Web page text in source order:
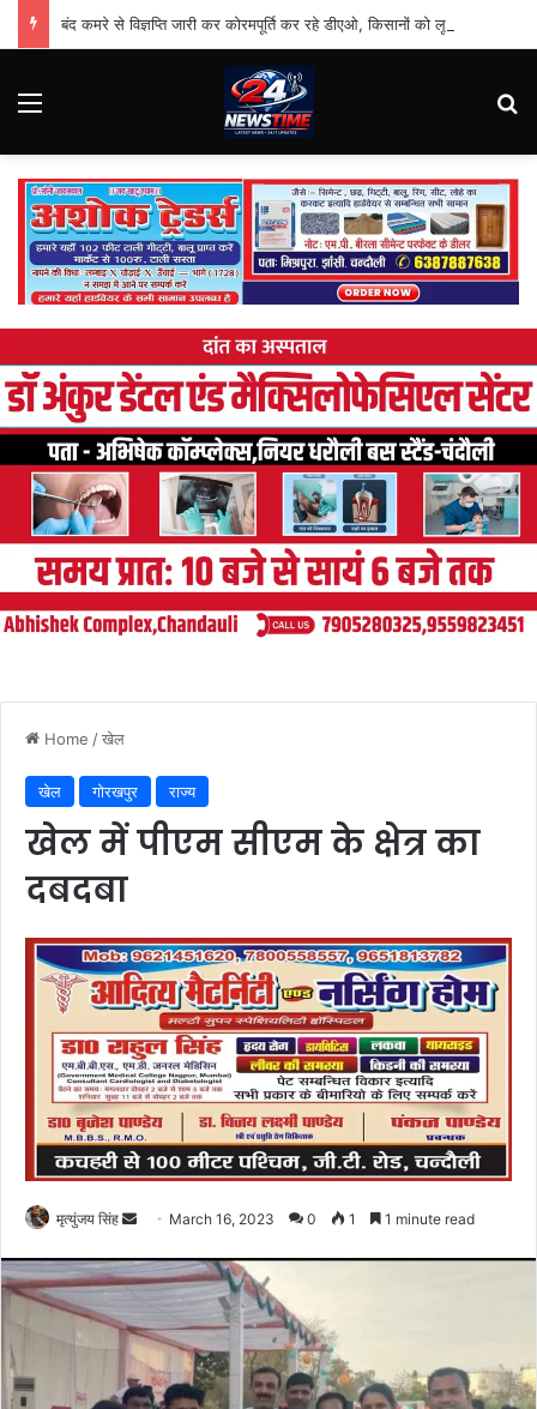
Menu
Home /खेल
खेल गोरखपुर राज्य
खेल में पीएम सीएम के क्षेत्र का
दबदबा
मृत्युंजय सिंह
Send
email
March 16, 2023 0 1 1 minute read